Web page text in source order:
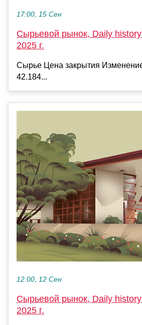
17:00, 15 Сен
Сырьевой рынок, Daily history
2025 г.
Сырье Цена закрытия
42.184...
12:00, 12 Сен
Сырьевой рынок, Daily history
2025 г.